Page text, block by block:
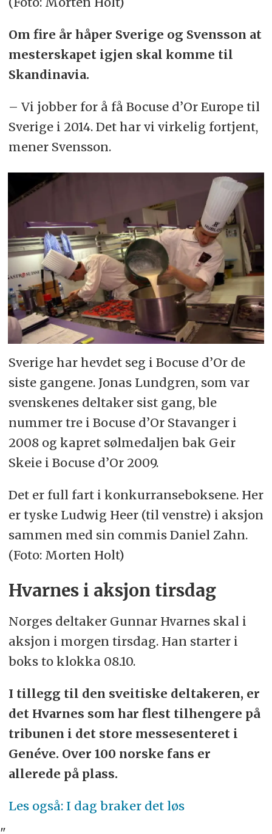
Om fire år håper Sverige og Svensson at
mesterskapet igjen skal komme til
Skandinavia.
– Vi jobber for å få Bocuse d’Or Europe til
Sverige i 2014. Det har vi virkelig fortjent,
mener Svensson.
Sverige har hevdet seg i Bocuse d’Or de
siste gangene. Jonas Lundgren, som var
svenskenes deltaker sist gang, ble
nummer tre i Bocuse d’Or Stavanger i
2008 og kapret sølmedaljen bak Geir
Skeie i Bocuse d’Or 2009.
Det er full fart i konkurranseboksene. Her
er tyske Ludwig Heer (til venstre) i aksjon
sammen med sin commis Daniel Zahn.
(Foto: Morten Holt)
Hvarnes i aksjon tirsdag
Norges deltaker Gunnar Hvarnes skal i
aksjon i morgen tirsdag. Han starter i
boks to klokka 08.10.
I tillegg til den sveitiske deltakeren, er
det Hvarnes som har flest tilhengere på
tribunen i det store messesenteret i
Genéve. Over 100 norske fans er
allerede på plass.
Les også: I dag braker det løs